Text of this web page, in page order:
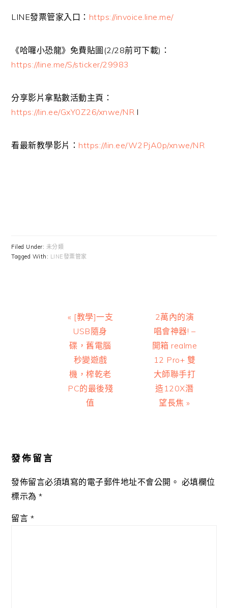
LINE發票管家入口： https://invoice.line.me/
《哈囉小恐龍》免費貼圖(2/28前可下載)：
https://line.me/S/sticker/29983
分享影片拿點數活動主頁：
https://lin.ee/GxY0Z26/xnwe/NR l
看最新教學影片： https://lin.ee/W2PjA0p/xnwe/NR
Filed Under: 未分類
Tagged With: LINE發票管家
Previous
Post:
« [教學]一支
USB隨身
碟，舊電腦
秒變遊戲
機，榨乾老
PC的最後殘
值
Next
Post:
2萬內的演
唱會神器! –
開箱 realme
12 Pro+ 雙
大師聯手打
造120X潛
望長焦 »
發佈留言
發佈留言必須填寫的電子郵件地址不會公開。 必填欄位
標示為*
留言 *